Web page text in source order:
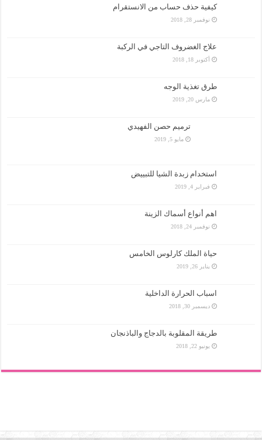
كيفية حذف حساب من الانستقرام
نوفمبر 28, 2018
علاج الغضروف التاجي في الركبة
أكتوبر 18, 2018
طرق تغذية الوجه
مارس 20, 2019
ترميم حصن الفهيدي
مايو 5, 2019
استخدام زبدة الشيا للتبييض
فبراير 4, 2019
اهم أنواع أسماك الزينة
نوفمبر 24, 2018
حياة الملك كارلوس الخامس
يناير 26, 2019
اسباب الحرارة الداخلية
ديسمبر 30, 2018
طريقة المقلوبة بالدجاج والباذنجان
يونيو 22, 2018